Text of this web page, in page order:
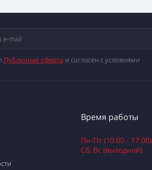
Публичная офертаи согласен с условиями
Время работы
Пн-Пт (10:00 - 17:00)
Сб, Вс (выходной)